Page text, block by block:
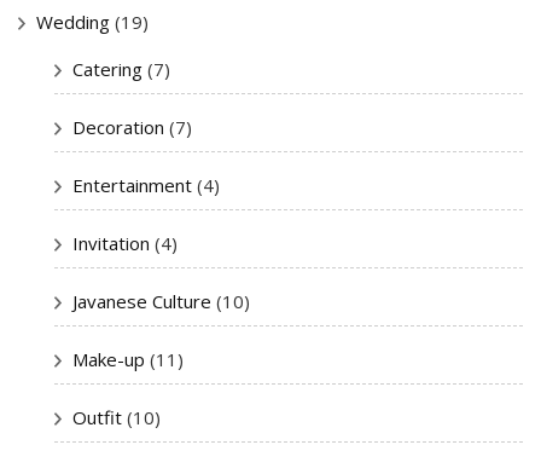
Wedding (19)
Catering (7)
Decoration (7)
Entertainment (4)
Invitation (4)
Javanese Culture (10)
Make-up (11)
Outfit (10)